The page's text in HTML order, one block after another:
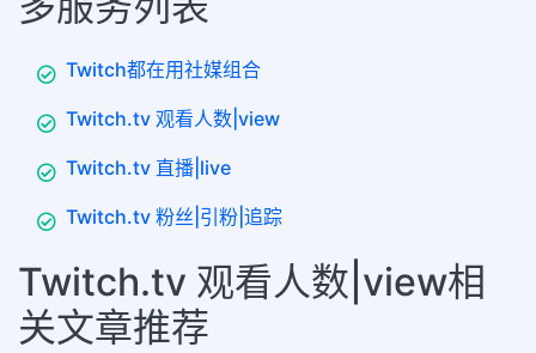
Twitch都在用社媒组合
Twitch.tv 观看人数|view
Twitch.tv 直播|live
Twitch.tv 粉丝|引粉|追踪
Twitch.tv 观看人数|view相
关文章推荐